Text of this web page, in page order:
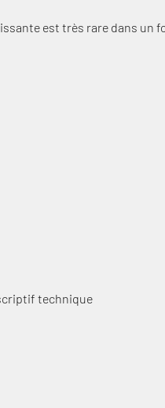
est très rare dans un
technique